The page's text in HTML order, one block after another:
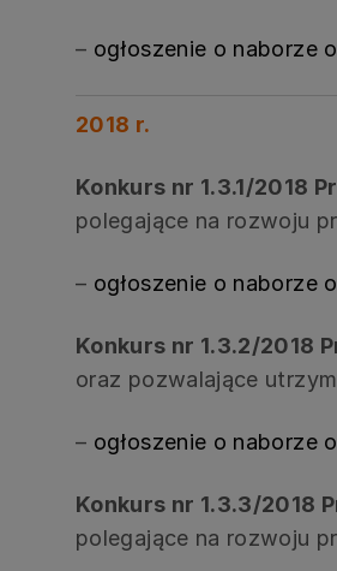
– ogłoszenie o naborze
2018 r.
Konkurs nr 1.3.1/2018
polegające na rozwoju
– ogłoszenie o naborze
Konkurs nr 1.3.2/2018
oraz pozwalające
– ogłoszenie o naborze
Konkurs nr 1.3.3/2018
polegające na rozwoju